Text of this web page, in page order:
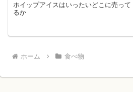
ホイップアイスはいったいどこに売って
るか
ホーム 食べ物